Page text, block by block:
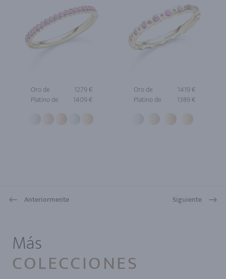
Oro de
1279 €
Platino de
1409 €
Oro de
1419 €
Platino de
1389 €
Anteriormente Siguiente
Más
COLECCIONES